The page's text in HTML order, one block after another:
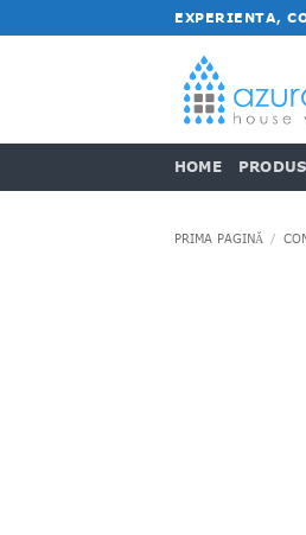
la
EXPERIENTA,
HOME
PRIMA PAGINĂ /